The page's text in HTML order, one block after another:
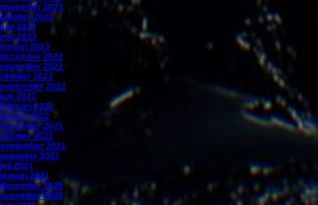
november 2023
oktober 2023
juni 2023
mei 2023
januari 2023
december 2022
november 2022
oktober 2022
september 2022
juni 2022
februari 2022
januari 2022
november 2021
oktober 2021
september 2021
augustus 2021
juli 2021
januari 2021
december 2020
november 2020